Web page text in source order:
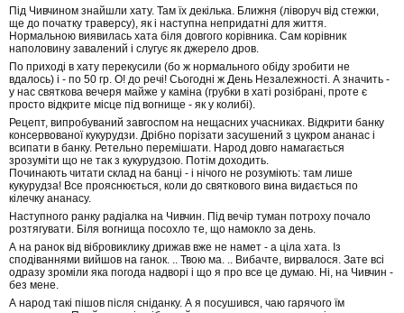
Під Чивчином знайшли хату. Там їх декілька. Ближня (ліворуч від стежки,
ще до початку траверсу), як і наступна непридатні для життя.
Нормальною виявилась хата біля довгого корівника. Сам корівник
наполовину завалений і слугує як джерело дров.
По приході в хату перекусили (бо ж нормального обіду зробити не
вдалось) і - по 50 гр. О! до речі! Сьогодні ж День Незалежності. А значить -
у нас святкова вечеря майже у каміна (грубки в хаті розібрані, проте є
просто відкрите місце під вогнище - як у колибі).
Рецепт, випробуваний завгоспом на нещасних учасниках. Відкрити банку
консервованої кукурудзи. Дрібно порізати засушений з цукром ананас і
всипати в банку. Ретельно перемішати. Народ довго намагається
зрозуміти що не так з кукурудзою. Потім доходить.
Починають читати склад на банці - і нічого не розуміють: там лише
кукурудза! Все прояснюється, коли до святкового вина видається по
кілечку ананасу.
Наступного ранку радіалка на Чивчин. Під вечір туман потроху почало
розтягувати. Біля вогнища посохло те, що намокло за день.
А на ранок від вібровиклику дрижав вже не намет - а ціла хата. Із
сподіваннями вийшов на ганок. .. Твою ма. .. Вибачте, вирвалося. Зате всі
одразу зроміли яка погода надворі і що я про все це думаю. Ні, на Чивчин -
без мене.
А народ такі пішов після сніданку. А я посушився, чаю гарячого їм